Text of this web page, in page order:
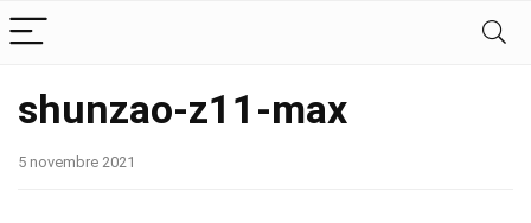
shunzao-z11-max
5 novembre 2021